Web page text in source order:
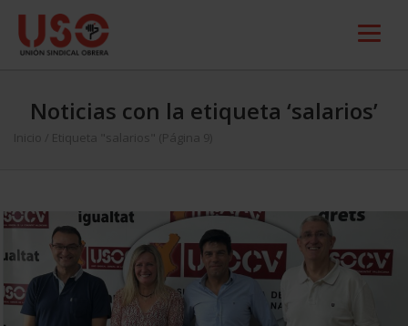
Noticias con la etiqueta ‘salarios’
Inicio Etiqueta "salarios" (Página 9)